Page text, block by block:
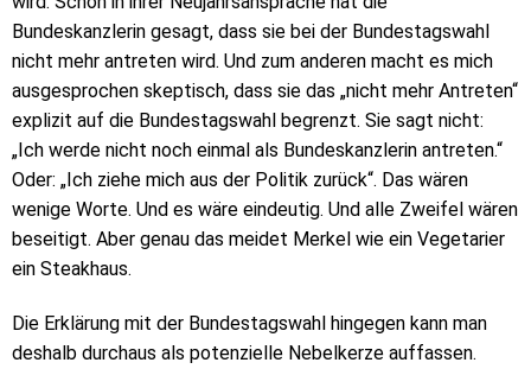
Bundeskanzlerin gesagt, dass sie bei der Bundestagswahl
nicht mehr antreten wird. Und zum anderen macht es mich
ausgesprochen skeptisch, dass sie das „nicht mehr Antreten“
explizit auf die Bundestagswahl begrenzt. Sie sagt nicht:
„Ich werde nicht noch einmal als Bundeskanzlerin antreten.“
Oder: „Ich ziehe mich aus der Politik zurück“. Das wären
wenige Worte. Und es wäre eindeutig. Und alle Zweifel wären
beseitigt. Aber genau das meidet Merkel wie ein Vegetarier
ein Steakhaus.
Die Erklärung mit der Bundestagswahl hingegen kann man
deshalb durchaus als potenzielle Nebelkerze auffassen.